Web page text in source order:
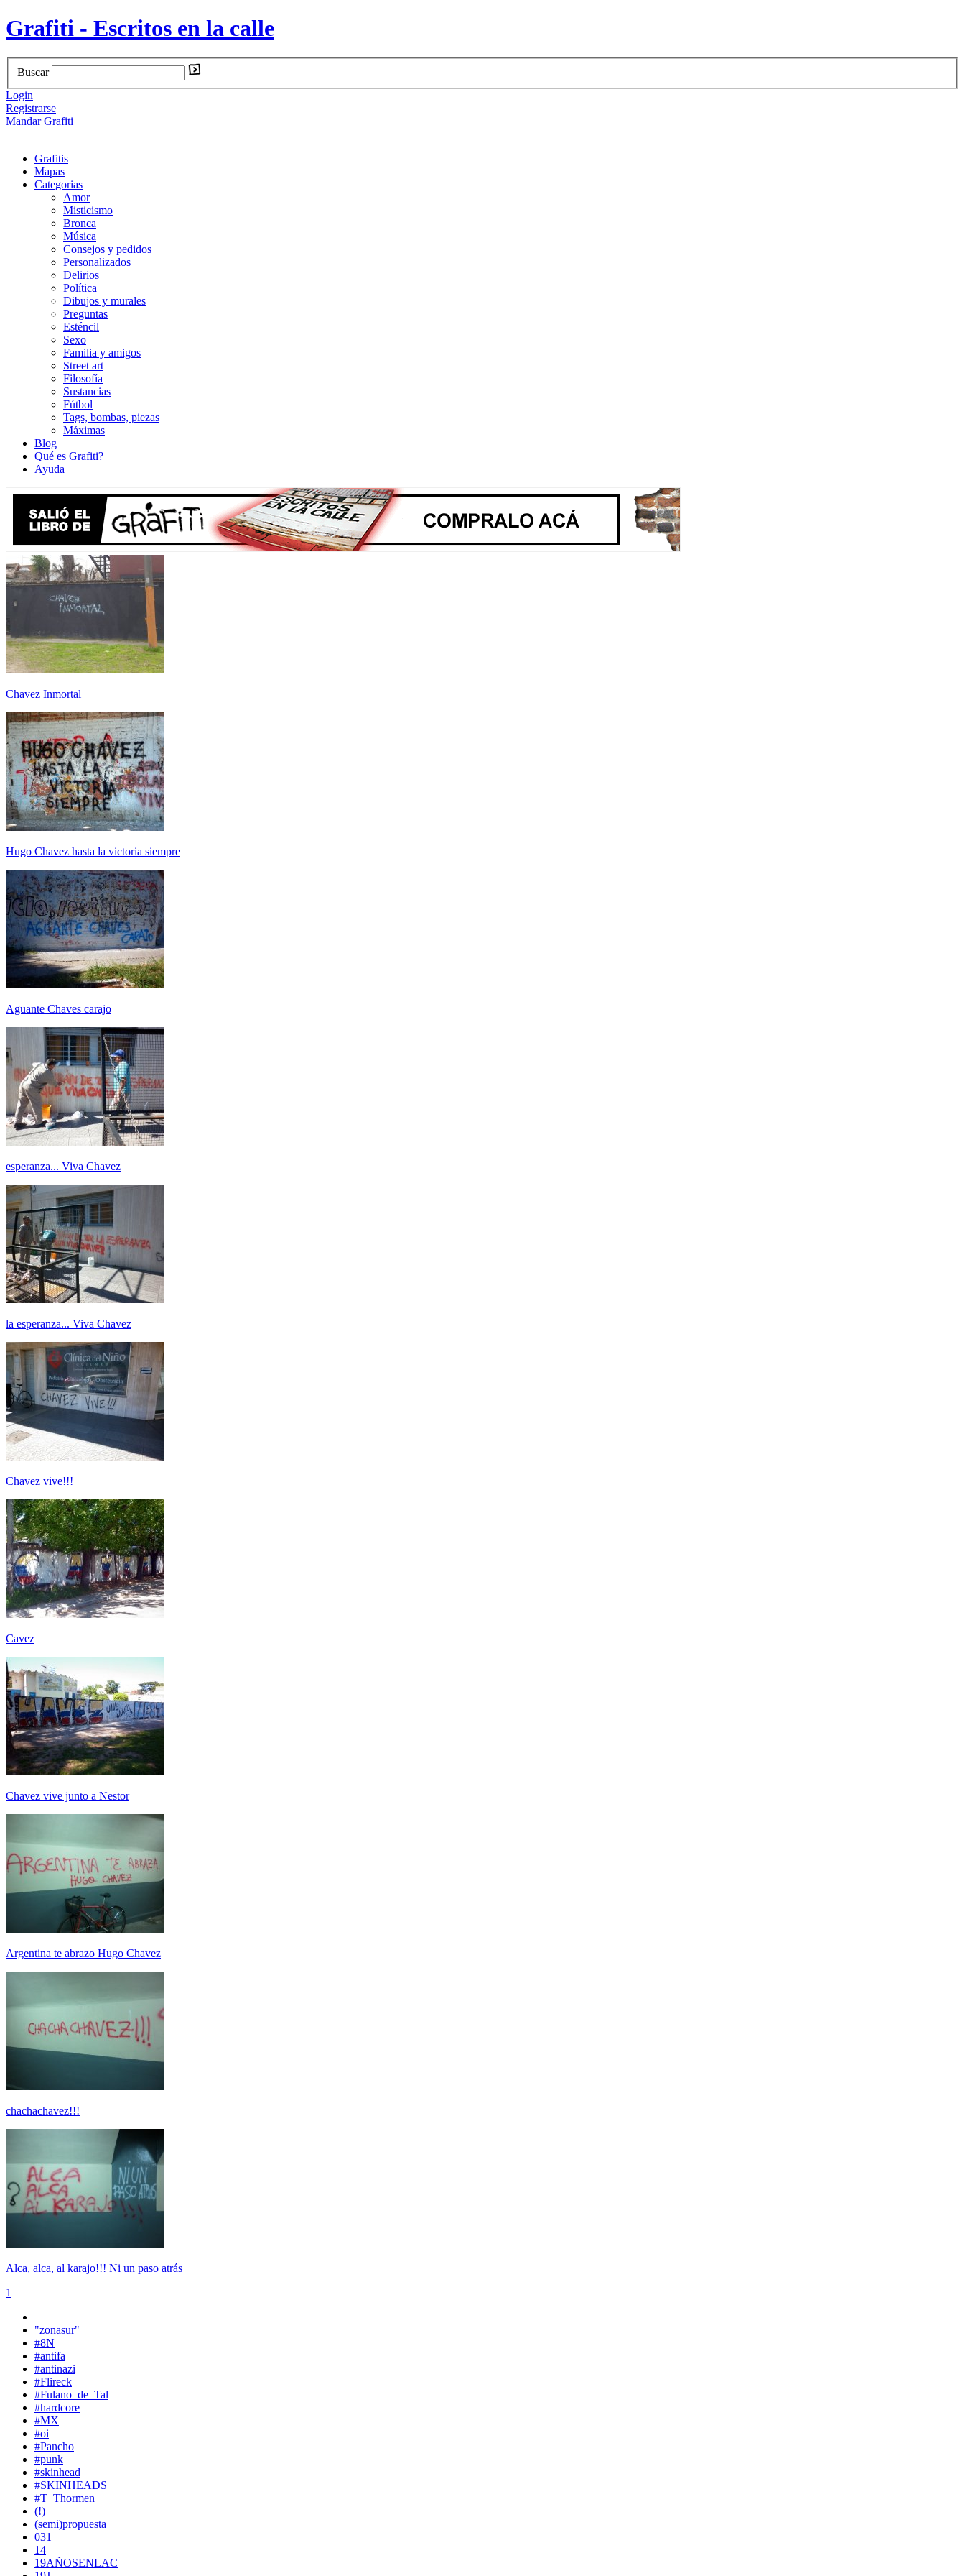
Grafiti - Escritos en la calle
Buscar
Login
Registrarse
Mandar Grafiti
Grafitis
Mapas
Categorias
Amor
Misticismo
Bronca
Música
Consejos y pedidos
Personalizados
Delirios
Política
Dibujos y murales
Preguntas
Esténcil
Sexo
Familia y amigos
Street art
Filosofía
Sustancias
Fútbol
Tags, bombas, piezas
Máximas
Blog
Qué es Grafiti?
Ayuda
Chavez Inmortal
Hugo Chavez hasta la victoria siempre
Aguante Chaves carajo
esperanza... Viva Chavez
la esperanza... Viva Chavez
Chavez vive!!!
Cavez
Chavez vive junto a Nestor
Argentina te abrazo Hugo Chavez
chachachavez!!!
Alca, alca, al karajo!!! Ni un paso atrás
1
"zonasur"
#8N
#antifa
#antinazi
#Flireck
#Fulano_de_Tal
#hardcore
#MX
#oi
#Pancho
#punk
#skinhead
#SKINHEADS
#T_Thormen
(!)
(semi)propuesta
031
14
19AÑOSENLAC